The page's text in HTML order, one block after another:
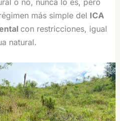
o no, nunca lo es, pero
más simple del ICA
con restricciones, igual
natural.